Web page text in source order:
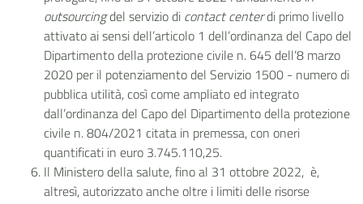
outsourcingdel servizio di contact centerdi primo livello
attivato ai sensi dell’articolo 1 dell’ordinanza del Capo del
Dipartimento della protezione civile n. 645 dell’8 marzo
2020 per il potenziamento del Servizio 1500 - numero di
pubblica utilità, così come ampliato ed integrato
dall’ordinanza del Capo del Dipartimento della protezione
civile n. 804/2021 citata in premessa, con oneri
quantificati in euro 3.745.110,25.
Il Ministero della salute, fino al 31 ottobre 2022, è,
altresì, autorizzato anche oltre i limiti delle risorse